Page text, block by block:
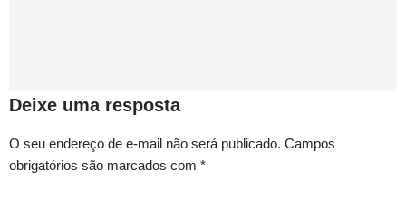
Deixe uma resposta
O seu endereço de e-mail não será publicado. Campos
obrigatórios são marcados com *